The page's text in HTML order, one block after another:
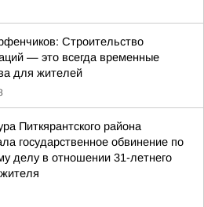
Строительство
— это всегда временные
для жителей
Питкярантского района
государственное обвинение по
делу в отношении 31-летнего